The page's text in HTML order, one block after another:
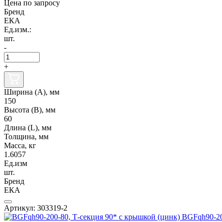
Цена по запросу
Бренд
ЕКА
Ед.изм.:
шт.
-
+
Ширина (А), мм
150
Высота (В), мм
60
Длина (L), мм
Толщина, мм
Масса, кг
1.6057
Ед.изм
шт.
Бренд
ЕКА
Артикул: 303319-2
BGFqh90-